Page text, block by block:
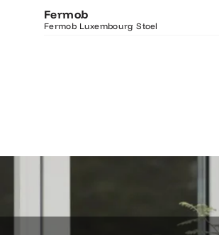
Fermob
Fermob Luxembourg Stoel